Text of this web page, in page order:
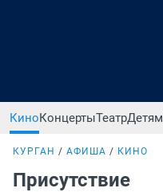
КиноКонцертыТеатрДетям
КУРГАН АФИША КИНО
Присутствие